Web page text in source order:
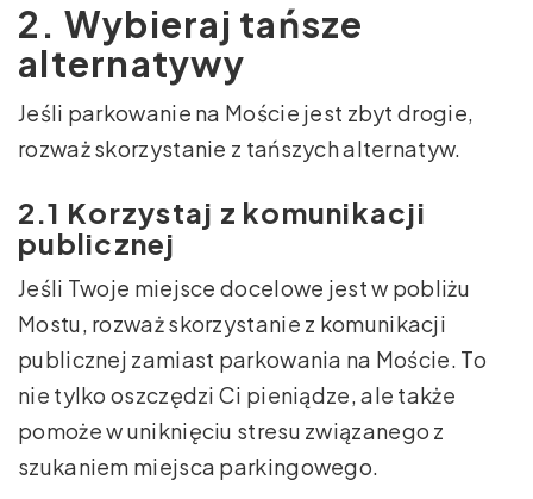
2. Wybieraj tańsze
alternatywy
Jeśli parkowanie na Moście jest zbyt drogie,
rozważ skorzystanie z tańszych alternatyw.
2.1 Korzystaj z komunikacji
publicznej
Jeśli Twoje miejsce docelowe jest w pobliżu
Mostu, rozważ skorzystanie z komunikacji
publicznej zamiast parkowania na Moście. To
nie tylko oszczędzi Ci pieniądze, ale także
pomoże w uniknięciu stresu związanego z
szukaniem miejsca parkingowego.